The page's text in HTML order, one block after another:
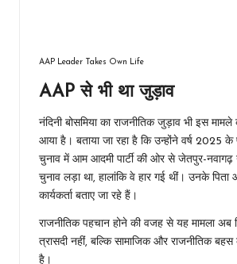
AAP Leader Takes Own Life
AAP से भी था जुड़ाव
नंदिनी बोसमिया का राजनीतिक जुड़ाव भी इस
आया है। बताया जा रहा है कि उन्होंने वर्ष 2025 के
चुनाव में आम आदमी पार्टी की ओर से जेतपुर-नवागढ़
चुनाव लड़ा था, हालांकि वे हार गई थीं। उनके
कार्यकर्ता बताए जा रहे हैं।
राजनीतिक पहचान होने की वजह से यह मामला अब
त्रासदी नहीं, बल्कि सामाजिक और राजनीतिक बहस
है।